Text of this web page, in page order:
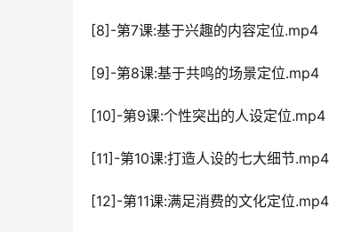
[8]-第7课:基于兴趣的内容定位.mp4
[9]-第8课:基于共鸣的场景定位.mp4
[10]-第9课:个性突出的人设定位.mp4
[11]-第10课:打造人设的七大细节.mp4
[12]-第11课:满足消费的文化定位.mp4